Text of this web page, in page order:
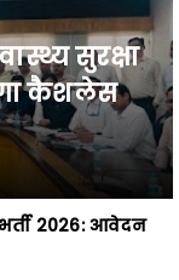
सुरक्षा
कैशलेस
2026: आवेदन